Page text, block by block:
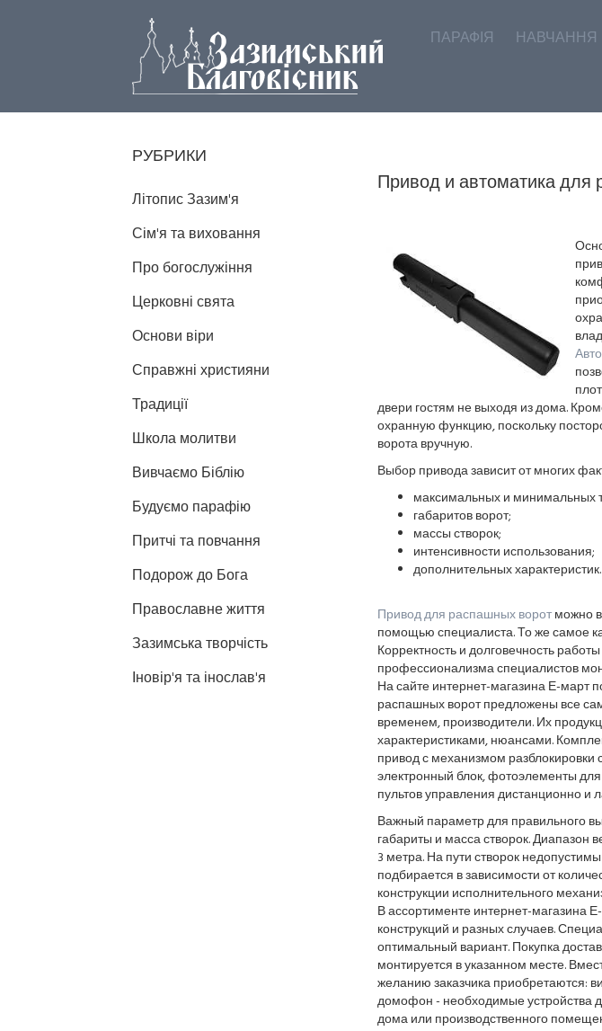
ПАРАФІЯ НАВЧАННЯ
Привод и автоматика для
двери гостям не выходя из дома.
охранную функцию, поскольку
ворота вручную.
Выбор привода зависит от многих
максимальных и минимальных
габаритов ворот;
массы створок;
интенсивности использования;
дополнительных характеристик.
Привод для распашных воротможно
помощью специалиста. То же самое
Корректность и долговечность
профессионализма специалистов
На сайте интернет-магазина Е-март
распашных ворот предложены все
временем, производители. Их
характеристиками, нюансами.
привод с механизмом разблокировки
электронный блок, фотоэлементы
пультов управления дистанционно и
Важный параметр для правильного
габариты и масса створок. Диапазон
3 метра. На пути створок
подбирается в зависимости от
конструкции исполнительного
В ассортименте интернет-магазина
конструкций и разных случаев.
оптимальный вариант. Покупка
монтируется в указанном месте.
желанию заказчика приобретаются:
домофон - необходимые устройства
дома или производственного
РУБРИКИ
Літопис Зазим'я
Сім'я та виховання
Про богослужіння
Церковні свята
Основи віри
Справжні християни
Традиції
Школа молитви
Вивчаємо Біблію
Будуємо парафію
Притчі та повчання
Подорож до Бога
Православне життя
Зазимська творчість
Іновір'я та інослав'я